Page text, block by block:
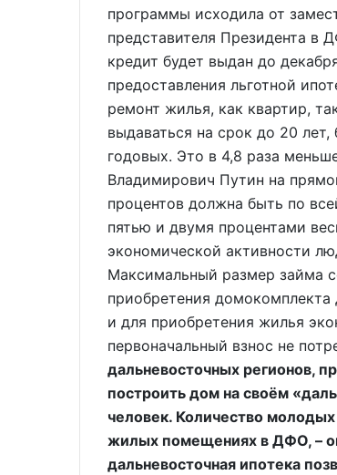
программы исходила от
представителя Президента в
кредит будет выдан до
предоставления льготной
ремонт жилья, как квартир,
выдаваться на срок до 20 лет,
годовых. Это в 4,8 раза
Владимирович Путин на
процентов должна быть по
пятью и двумя процентами
экономической активности
Максимальный размер займа
приобретения
и для приобретения жилья
первоначальный взнос не
дальневосточных регионов,
построить дом на своём
человек. Количество
жилых помещениях в ДФО, –
дальневосточная ипотека